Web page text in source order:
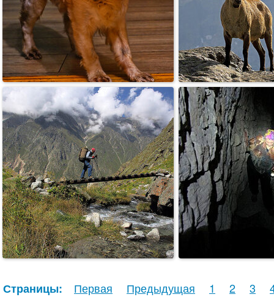
Страницы: Первая Предыдущая 1 2 3